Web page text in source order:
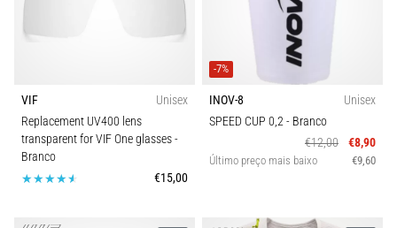
VIF
Unisex
Replacement UV400 lens
transparent for VIF One glasses-
Branco
€15,00
-7%
INOV-8
Unisex
SPEED CUP 0,2- Branco
€12,00
€8,90
Último preço mais baixo €9,60